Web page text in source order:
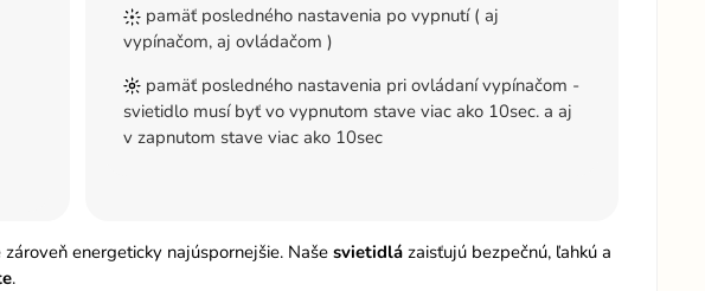
pamäť posledného nastavenia po vypnutí ( aj
vypínačom, aj ovládačom )
pamäť posledného nastavenia pri ovládaní vypínačom -
svietidlo musí byť vo vypnutom stave viac ako 10sec. a aj
v zapnutom stave viac ako 10sec
zároveň energeticky najúspornejšie. Naše svietidlázaisťujú bezpečnú, ľahkú a
.